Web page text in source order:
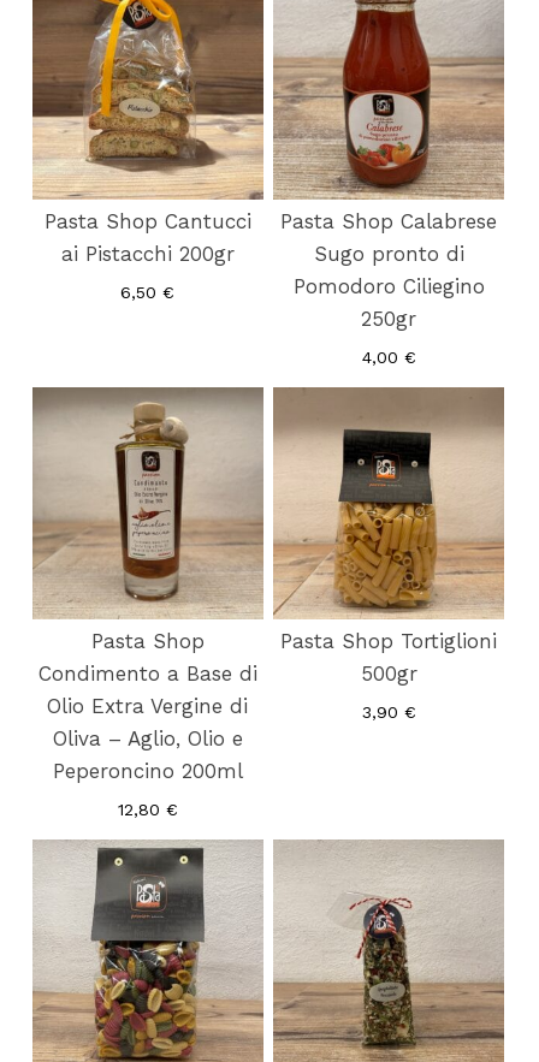
Pasta Shop Cantucci
ai Pistacchi 200gr
6,50€
Pasta Shop Calabrese
Sugo pronto di
Pomodoro Ciliegino
250gr
4,00 €
Pasta Shop
Condimento a Base di
Olio Extra Vergine di
Oliva – Aglio, Olio e
Peperoncino 200ml
12,80 €
Pasta Shop Tortiglioni
500gr
3,90 €